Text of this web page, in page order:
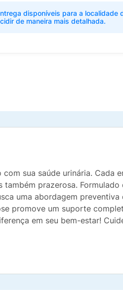
disponíveis para a localidade
de maneira mais detalhada.
sua saúde urinária. Cada
prazerosa. Formulado
uma abordagem preventiva
promove um suporte
em seu bem-estar!